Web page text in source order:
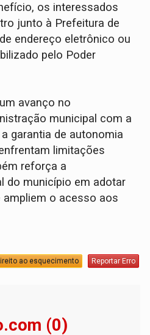
os interessados
junto à Prefeitura de
endereço eletrônico ou
pelo Poder
avanço no
municipal com a
garantia de autonomia
limitações
reforça a
do município em adotar
o acesso aos
ao esquecimento Reportar Erro
(0)